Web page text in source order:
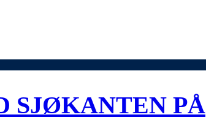
SJØKANTEN PÅ